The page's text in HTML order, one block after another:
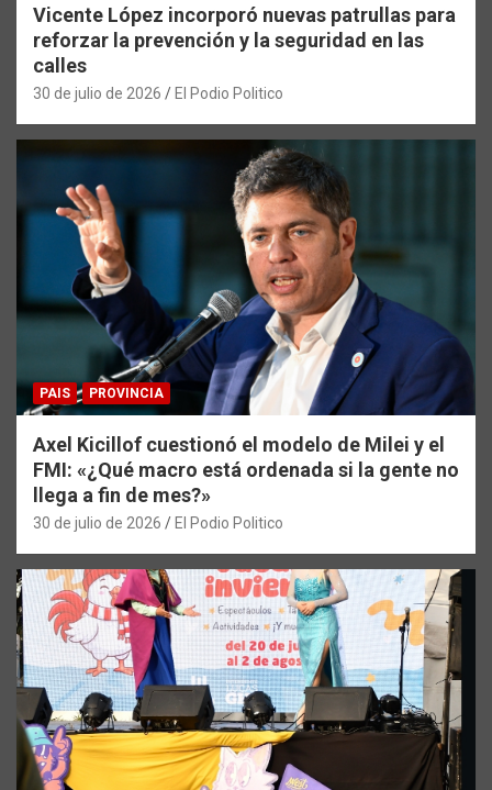
Vicente López incorporó nuevas patrullas para
reforzar la prevención y la seguridad en las
calles
30 de julio de 2026 El Podio Politico
PAIS PROVINCIA
Axel Kicillof cuestionó el modelo de Milei y el
FMI: «¿Qué macro está ordenada si la gente no
llega a fin de mes?»
30 de julio de 2026 El Podio Politico